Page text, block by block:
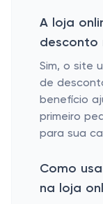
A loja
desconto
Sim, o site
de
benefício
primeiro
para sua
Como
na loja